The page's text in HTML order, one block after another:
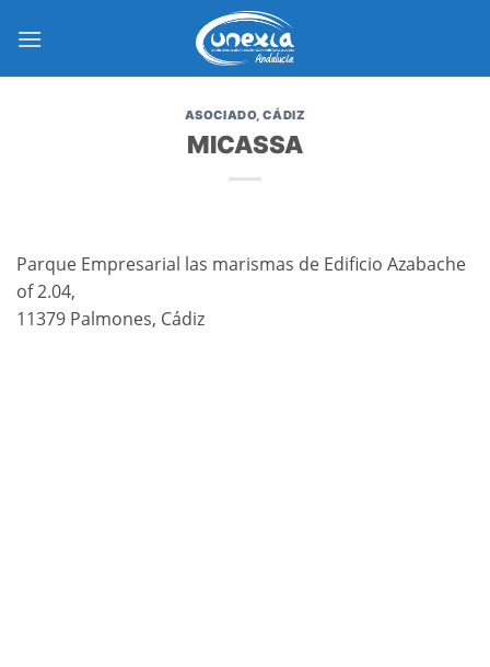
ASOCIADO,CÁDIZ
MICASSA
Parque Empresarial las marismas de Edificio Azabache
of 2.04,
11379 Palmones, Cádiz